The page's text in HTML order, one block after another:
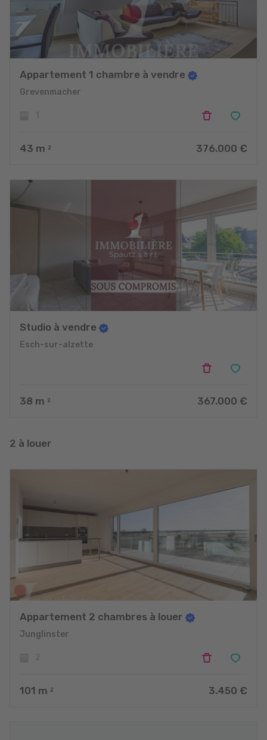
nous avons été récompensés cette année en tant que : "Most
Trusted Estate Agency – Luxembourg in the 2021 Benelux
Enterprise Awards!" et "Best Real Estate Marketing & Social
Media Advertising Specialists – Luxembourg Client Service
Appartement 1 chambre à vendre
Grevenmacher
43 m 2 376.000 €
Studio à vendre
Esch-sur-alzette
38 m 2 367.000 €
2 à louer
Appartement 2 chambres à louer
Junglinster
101 m 2 3.450 €